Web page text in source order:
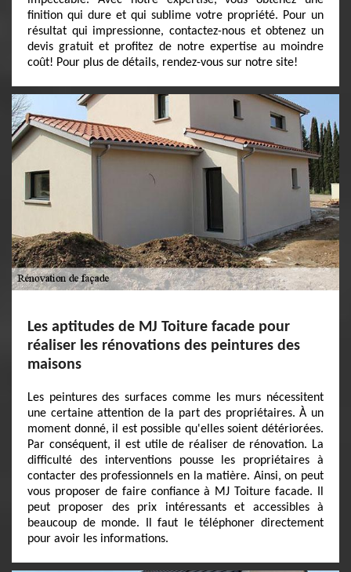
finition qui dure et qui sublime votre propriété. Pour un
résultat qui impressionne, contactez-nous et obtenez un
devis gratuit et profitez de notre expertise au moindre
coût! Pour plus de détails, rendez-vous sur notre site!
Les aptitudes de MJ Toiture facade pour
réaliser les rénovations des peintures des
maisons
Les peintures des surfaces comme les murs nécessitent
une certaine attention de la part des propriétaires. À un
moment donné, il est possible qu'elles soient détériorées.
Par conséquent, il est utile de réaliser de rénovation. La
difficulté des interventions pousse les propriétaires à
contacter des professionnels en la matière. Ainsi, on peut
vous proposer de faire confiance à MJ Toiture facade. Il
peut proposer des prix intéressants et accessibles à
beaucoup de monde. Il faut le téléphoner directement
pour avoir les informations.